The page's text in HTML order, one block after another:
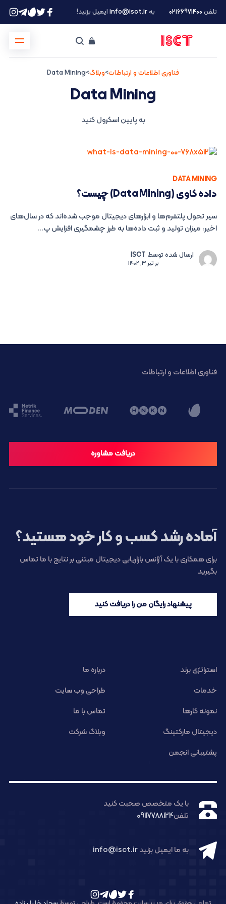
تلفن ۰۲۱66971400 بهinfo@isct.irایمیل بزنید!
فناوری اطلاعات و ارتباطات>وبلاگ>
Data Mining
Data Mining
به پایین اسکرول کنید
DATA MINING
داده‌ کاوی (Data Mining) چیست؟
سیر تحول پلتفرم‌ها و ابزارهای دیجیتال موجب شده‌اند که در سال‌های
اخیر، میزان تولید و ثبت داده‌ها به طرز چشمگیری افزایش پ...
ارسال شده توسط ISCT
برتیر 3, 1402
فناوری اطلاعات و ارتباطات
دریافت مشاوره
آماده رشد کسب و کار خود هستید؟
برای همکاری با یک آژانس بازاریابی دیجیتال مبتنی بر نتایج با ما تماس
بگیرید
پیشنهاد رایگان من را دریافت کنید
استراتژی برند
درباره ما
خدمات
طراحی وب سایت
نمونه کارها
تماس با ما
دیجیتال مارکتینگ
وبلاگ شرکت
پشتیبانی انجمن
با یک متخصص صحبت کنید
تلفن09117788124
به ما ایمیل بزنیدinfo@isct.ir